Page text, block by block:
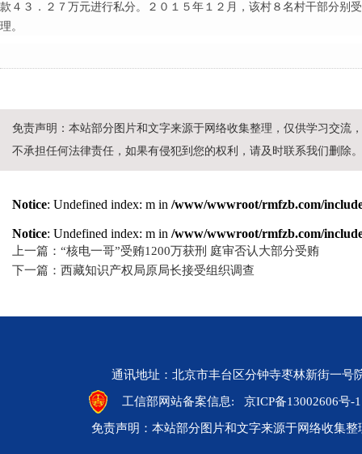
款４３．２７万元进行私分。２０１５年１２月，该村８名村干部分别
理。
免责声明：本站部分图片和文字来源于网络收集整理，仅供学习交流
不承担任何法律责任，如果有侵犯到您的权利，请及时联系我们删除。
Notice: Undefined index: m in /www/wwwroot/rmfzb.com/
Notice: Undefined index: m in /www/wwwroot/rmfzb.com/
上一篇：“核电一哥”受贿1200万获刑 庭审否认大部分受贿
下一篇：西藏知识产权局原局长接受组织调查
通讯地址：北京市丰台区分钟寺枣林新街一
工信部网站备案信息: 京ICP备13002606号-1
免责声明：本站部分图片和文字来源于网络收集